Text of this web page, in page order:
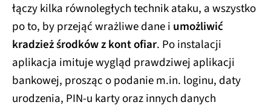
łączy kilka równoległych technik ataku, a wszystko
po to, by przejąć wrażliwe dane i umożliwić
kradzież środków z kont ofiar. Po instalacji
aplikacja imituje wygląd prawdziwej aplikacji
bankowej, prosząc o podanie m.in. loginu, daty
urodzenia, PIN-u karty oraz innych danych